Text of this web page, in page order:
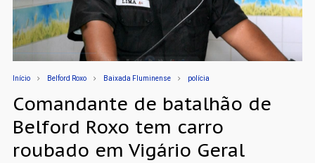
Início Belford Roxo Baixada Fluminense polícia
Comandante de batalhão de
Belford Roxo tem carro
roubado em Vigário Geral